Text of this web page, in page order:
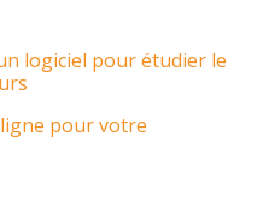
logiciel pour étudier le
pour votre